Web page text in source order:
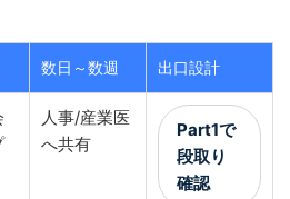
数日～数週 出口設計
人事/産業医
へ共有
Part1で
段取り
確認